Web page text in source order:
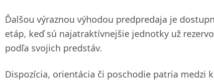
Ďalšou výraznou výhodou predpredaja je
etáp, keď sú najatraktívnejšie jednotky už
podľa svojich predstáv.
Dispozícia, orientácia či poschodie patria